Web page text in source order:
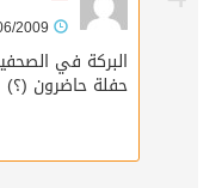
البركة في
حفلة حاضرون (؟)